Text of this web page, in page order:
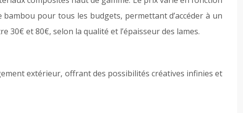
pour tous les budgets, permettant d’accéder à un
et 80€, selon la qualité et l’épaisseur des lames.
extérieur, offrant des possibilités créatives infinies et